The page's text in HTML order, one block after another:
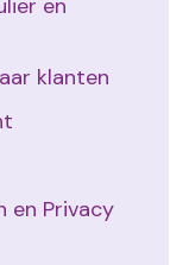
en
klanten
en Privacy